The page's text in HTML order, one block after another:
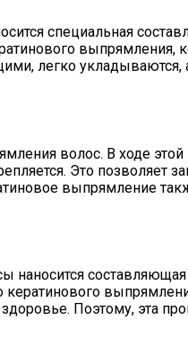
специальная
выпрямления,
легко
волос. В ходе
Это позволяет
выпрямление
наносится
Поэтому, эта